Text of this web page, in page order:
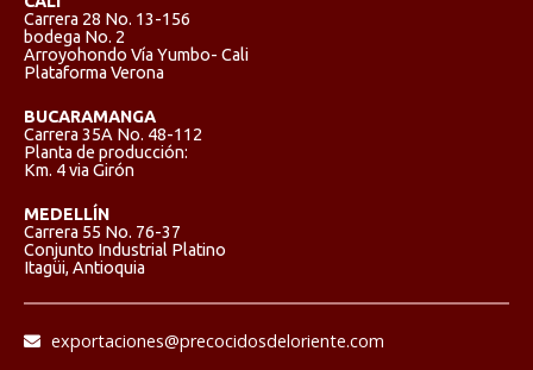
Carrera 28 No. 13-156
bodega No. 2
Arroyohondo Vía Yumbo- Cali
Plataforma Verona
BUCARAMANGA
Carrera 35A No. 48-112
Planta de producción:
Km. 4 via Girón
MEDELLÍN
Carrera 55 No. 76-37
Conjunto Industrial Platino
Itagüi, Antioquia
exportaciones@precocidosdeloriente.com